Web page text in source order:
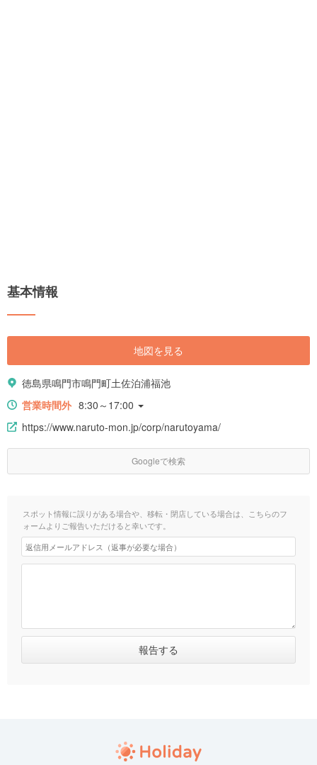
基本情報
地図を見る
徳島県鳴門市鳴門町土佐泊浦福池
営業時間外 8:30～17:00
https://www.naruto-mon.jp/corp/narutoyama/
Googleで検索
スポット情報に誤りがある場合や、移転・閉店している場合は、こちらのフ
ォームよりご報告いただけると幸いです。